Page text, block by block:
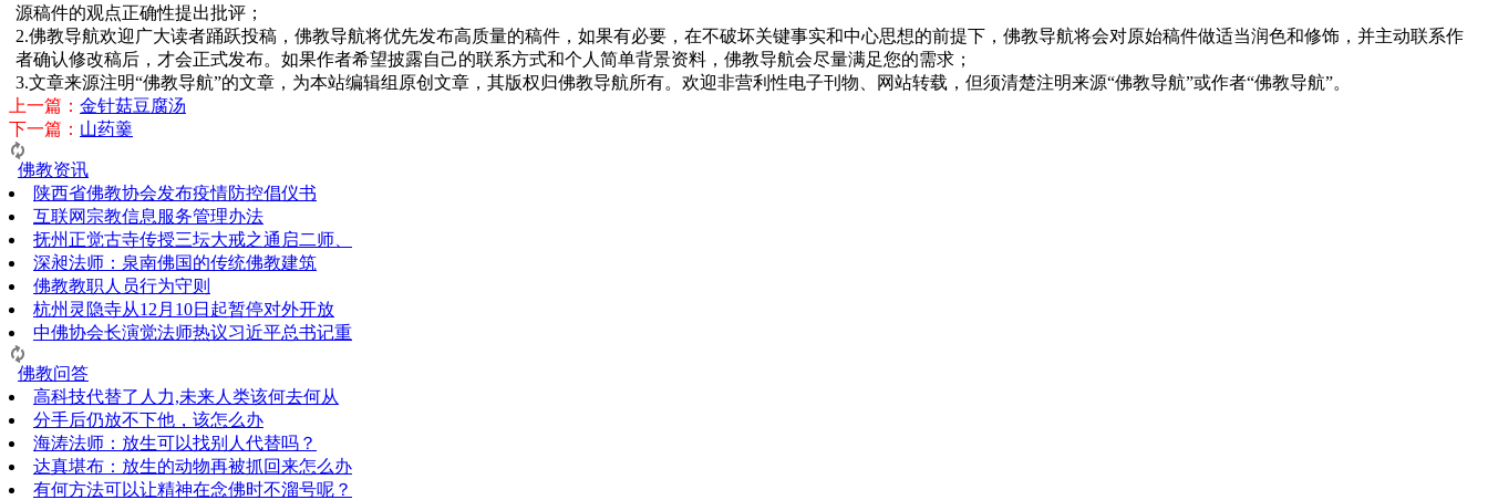
源稿件的观点正确性提出批评；
2.佛教导航欢迎广大读者踊跃投稿，佛教导航将优先发布高质量的稿件，如果有必要，在不破坏关键事实和中心思想的前提下，佛教导航将会对原始稿件做适当润色和修饰，并主动联系作
者确认修改稿后，才会正式发布。如果作者希望披露自己的联系方式和个人简单背景资料，佛教导航会尽量满足您的需求；
3.文章来源注明“佛教导航”的文章，为本站编辑组原创文章，其版权归佛教导航所有。欢迎非营利性电子刊物、网站转载，但须清楚注明来源“佛教导航”或作者“佛教导航”。
上一篇： 金针菇豆腐汤
下一篇： 山药羹
佛教资讯
陕西省佛教协会发布疫情防控倡仪书
互联网宗教信息服务管理办法
抚州正觉古寺传授三坛大戒之通启二师、
深昶法师：泉南佛国的传统佛教建筑
佛教教职人员行为守则
杭州灵隐寺从12月10日起暂停对外开放
中佛协会长演觉法师热议习近平总书记重
佛教问答
高科技代替了人力,未来人类该何去何从
分手后仍放不下他，该怎么办
海涛法师：放生可以找别人代替吗？
达真堪布：放生的动物再被抓回来怎么办
有何方法可以让精神在念佛时不溜号呢？